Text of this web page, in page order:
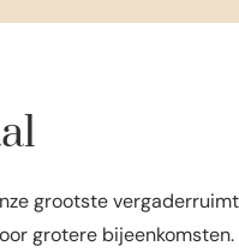
grootste
grotere bijeenkomsten.